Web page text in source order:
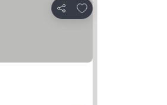
Del
Føj til favoritter